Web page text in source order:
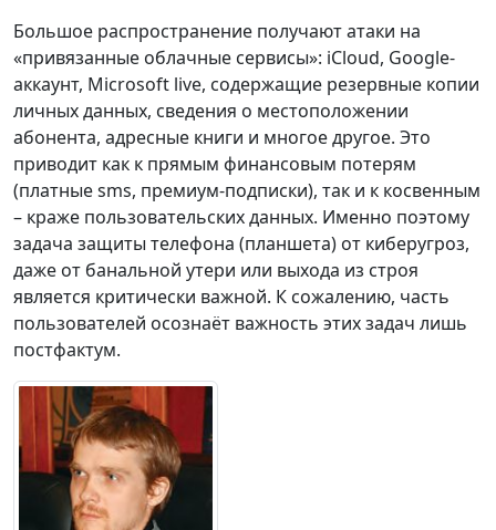
Большое распространение получают атаки на
«привязанные облачные сервисы»: iCloud, Google-
аккаунт, Microsoft live, содержащие резервные копии
личных данных, сведения о меcтоположении
абонента, адресные книги и многое другое. Это
приводит как к прямым финансовым потерям
(платные sms, премиум-подписки), так и к косвенным
– краже пользовательских данных. Именно поэтому
задача защиты телефона (планшета) от киберугроз,
даже от банальной утери или выхода из строя
является критически важной. К сожалению, часть
пользователей осознаёт важность этих задач лишь
постфактум.